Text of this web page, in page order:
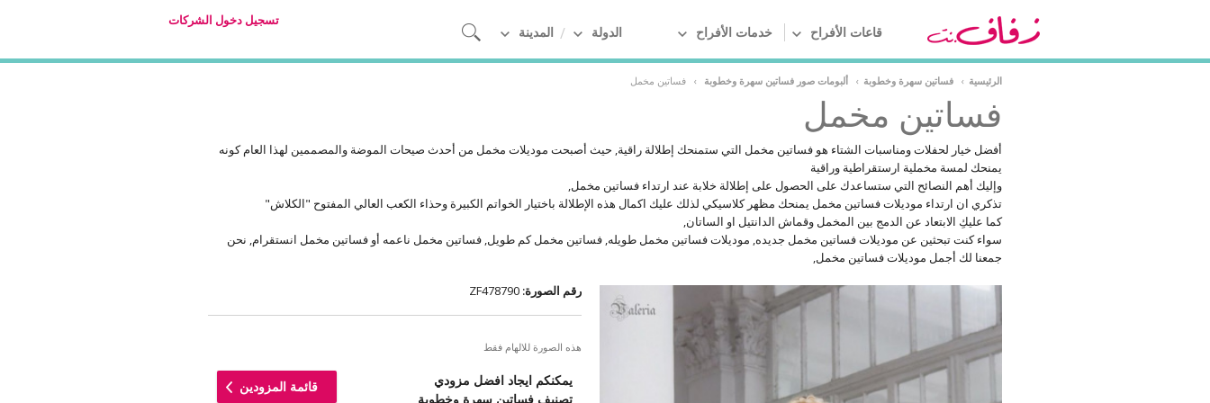
قاعات الأفراح خدمات الأفراح الدولة المدينة
تسجيل دخول الشركات
الرئيسية › فساتين سهرة وخطوبة › ألبومات صور فساتين سهرة وخطوبة › فساتين مخمل
فساتين مخمل
أفضل خيار لحفلات ومناسبات الشتاء هو فساتين مخمل التي ستمنحك إطلالة راقية, حيث أصبحت موديلات مخمل من أحدث صيحات الموضة والمصممين لهذا العام كونه
يمنحك لمسة مخملية ارستقراطية وراقية
وإليك أهم النصائح التي ستساعدك على الحصول على إطلالة خلابة عند ارتداء فساتين مخمل,
تذكري ان ارتداء موديلات فساتين مخمل يمنحك مظهر كلاسيكي لذلك عليك اكمال هذه الإطلالة باختيار الخواتم الكبيرة وحذاء الكعب العالي المفتوح "الكلاش"
كما عليكِ الابتعاد عن الدمج بين المخمل وقماش الدانتيل او الساتان,
سواء كنت تبحثين عن موديلات فساتين مخمل جديده, موديلات فساتين مخمل طويله, فساتين مخمل كم طويل, فساتين مخمل ناعمه أو فساتين مخمل انستقرام, نحن
جمعنا لك أجمل موديلات فساتين مخمل,
رقم الصورة:
هذه الصورة للالهام فقط
يمكنكم ايجاد افضل مزودي
تصنيف فساتين سهرة وخطوبة
قائمة المزودين